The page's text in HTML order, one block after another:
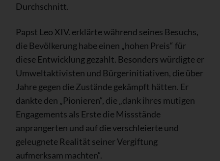
Durchschnitt.
Papst Leo XIV. erklärte während seines Besuchs,
die Bevölkerung habe einen „hohen Preis“ für
diese Entwicklung gezahlt. Besonders würdigte er
Umweltaktivisten und Bürgerinitiativen, die über
Jahre gegen die Zustände gekämpft hätten. Er
dankte den „Pionieren“, die „dank ihres mutigen
Engagements als Erste die Missstände
anprangerten und auf die verschleierte und
geleugnete Realität seiner Vergiftung
aufmerksam machten“.